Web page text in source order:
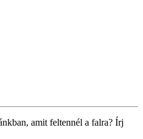
amit feltennél a falra? Írj